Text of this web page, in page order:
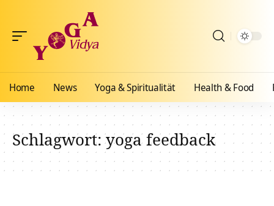
Home News Yoga & Spiritualität Health & Food
Schlagwort:yoga feedback